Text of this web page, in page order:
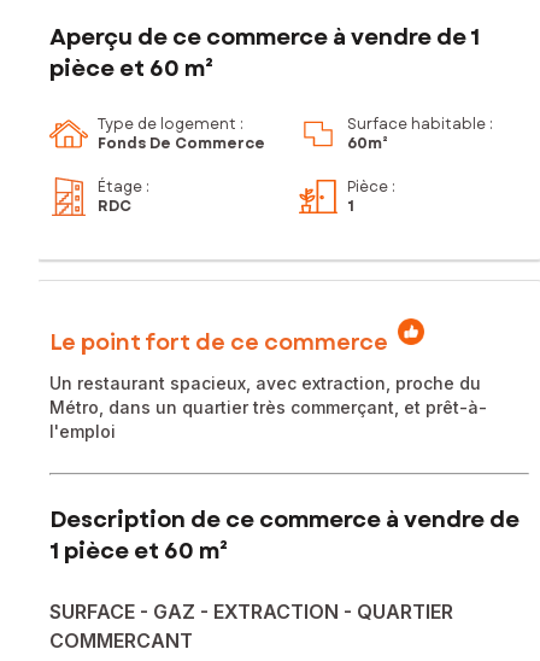
Aperçu de ce commerce à vendre de 1
pièce et 60 m²
Type de logement :
Fonds De Commerce
Surface habitable :
60m²
Étage :
RDC
Pièce :
1
Le point fort de ce commerce
Un restaurant spacieux, avec extraction, proche du
Métro, dans un quartier très commerçant, et prêt-à-
l'emploi
Description de ce commerce à vendre de
1 pièce et 60 m²
SURFACE - GAZ - EXTRACTION - QUARTIER
COMMERCANT